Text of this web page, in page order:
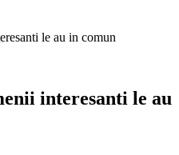
le au in comun
interesanti le au